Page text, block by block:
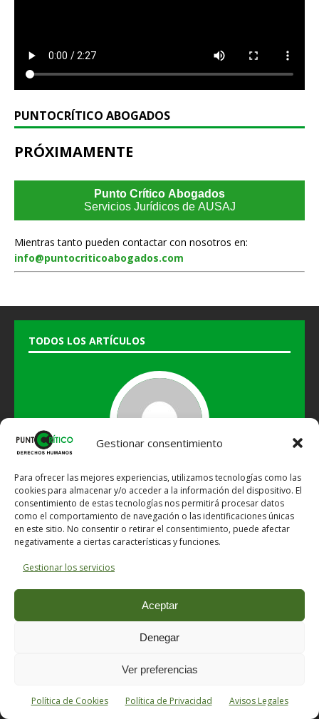
Gestionar consentimiento
Para ofrecer las mejores experiencias, utilizamos tecnologías como las
cookies para almacenar y/o acceder a la información del dispositivo. El
consentimiento de estas tecnologías nos permitirá procesar datos
como el comportamiento de navegación o las identificaciones únicas
en este sitio. No consentir o retirar el consentimiento, puede afectar
negativamente a ciertas características y funciones.
Gestionar los servicios
Aceptar
Denegar
Ver preferencias
Política de Cookies Política de Privacidad Avisos Legales
PUNTOCRÍTICO ABOGADOS
PRÓXIMAMENTE
Punto Crítico Abogados
Servicios Jurídicos de AUSAJ
Mientras tanto pueden contactar con nosotros en:
info@puntocriticoabogados.com
TODOS LOS ARTÍCULOS
Avisos Legales
Política de cookies
ENTRADAS RECIENTES
Regionalismos y Autonomía en la Segunda República», por
Justo Beramendi González (y Parte 2)
EL PUEBLO QUE OLVIDA SU HISTORIA ESTÁ
Regionalismos y Autonomía en la Segunda República», por
Justo Beramendi González (Parte 1)